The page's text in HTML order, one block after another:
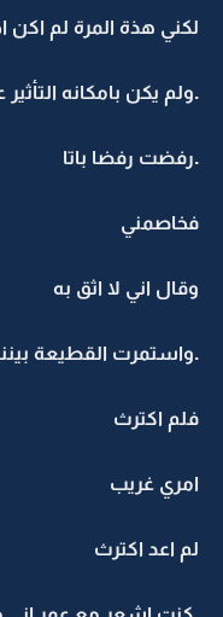
لكني هذة المرة لم اكن
.ولم يكن بامكانه التأثير
.رفضت رفضا باتا
فخاصمني
وقال اني لا اثق به
.واستمرت القطيعة
فلم اكترث
امري غريب
لم اعد اكترث